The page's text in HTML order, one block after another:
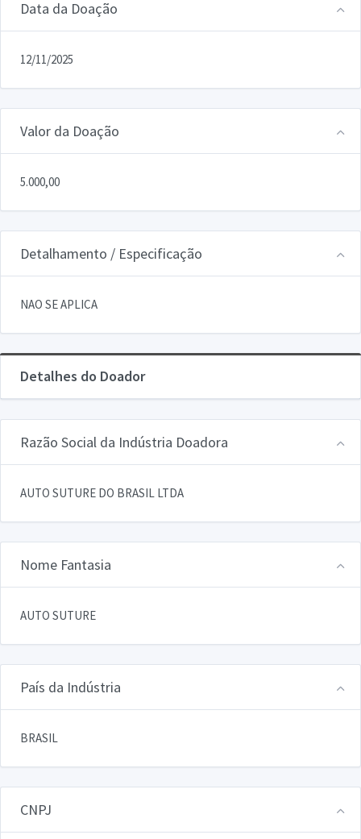
Data da Doação
12/11/2025
Valor da Doação
5.000,00
Detalhamento / Especificação
NAO SE APLICA
Detalhes do Doador
Razão Social da Indústria Doadora
AUTO SUTURE DO BRASIL LTDA
Nome Fantasia
AUTO SUTURE
País da Indústria
BRASIL
CNPJ